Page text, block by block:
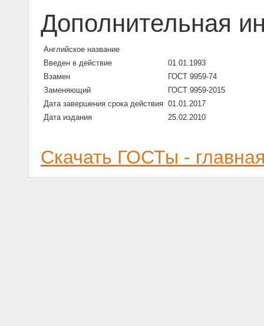
Дополнительная
Английское название
Введен в действие
01.01.1993
Взамен
ГОСТ 9959-74
Заменяющий
ГОСТ 9959-2015
Дата завершения срока действия 01.01.2017
Дата издания
25.02.2010
Скачать ГОСТы -